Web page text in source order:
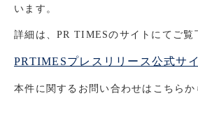
います。
詳細は、PR TIMESのサイトにてご覧
PRTIMESプレスリリース公式サ
本件に関するお問い合わせはこちらか